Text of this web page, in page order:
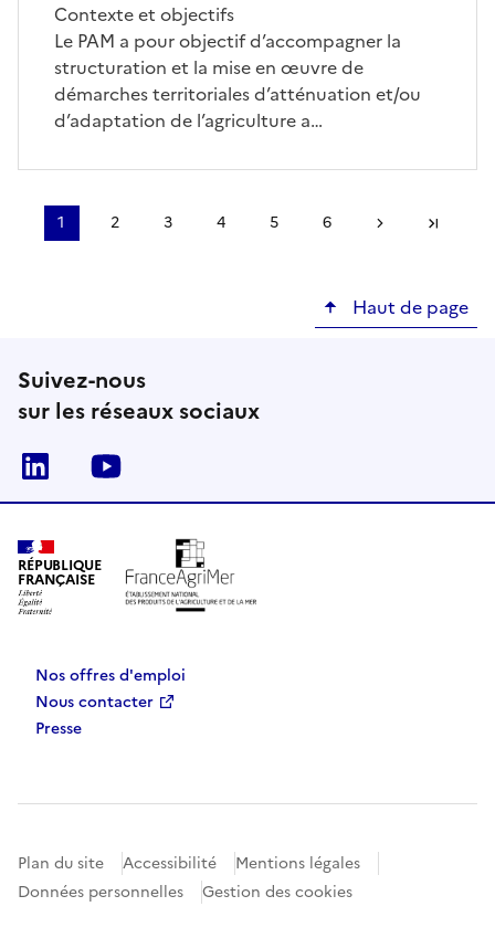
Contexte et objectifs
Le PAM a pour objectif d’accompagner la
structuration et la mise en œuvre de
démarches territoriales d’atténuation et/ou
d’adaptation de l’agriculture a…
Pagination
Page
1
Page
2
Page
3
Page
4
Page
5
Page
6
Page suivante
Haut de page
Suivez-nous
sur les réseaux sociaux
Linkedin
RÉPUBLIQUE
FRANÇAISE
Nos offres d'emploi
Nous contacter
Presse
Plan du site Accessibilité
Mentions légales
Données personnelles
Gestion des cookies